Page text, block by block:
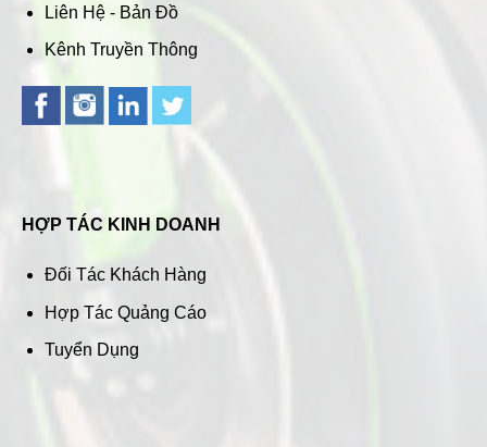
Liên Hệ - Bản Đồ
Kênh Truyền Thông
HỢP TÁC KINH DOANH
Đối Tác Khách Hàng
Hợp Tác Quảng Cáo
Tuyển Dụng